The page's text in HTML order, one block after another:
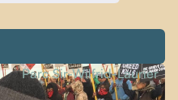
Parc Sir-Wilfrid-Laurier